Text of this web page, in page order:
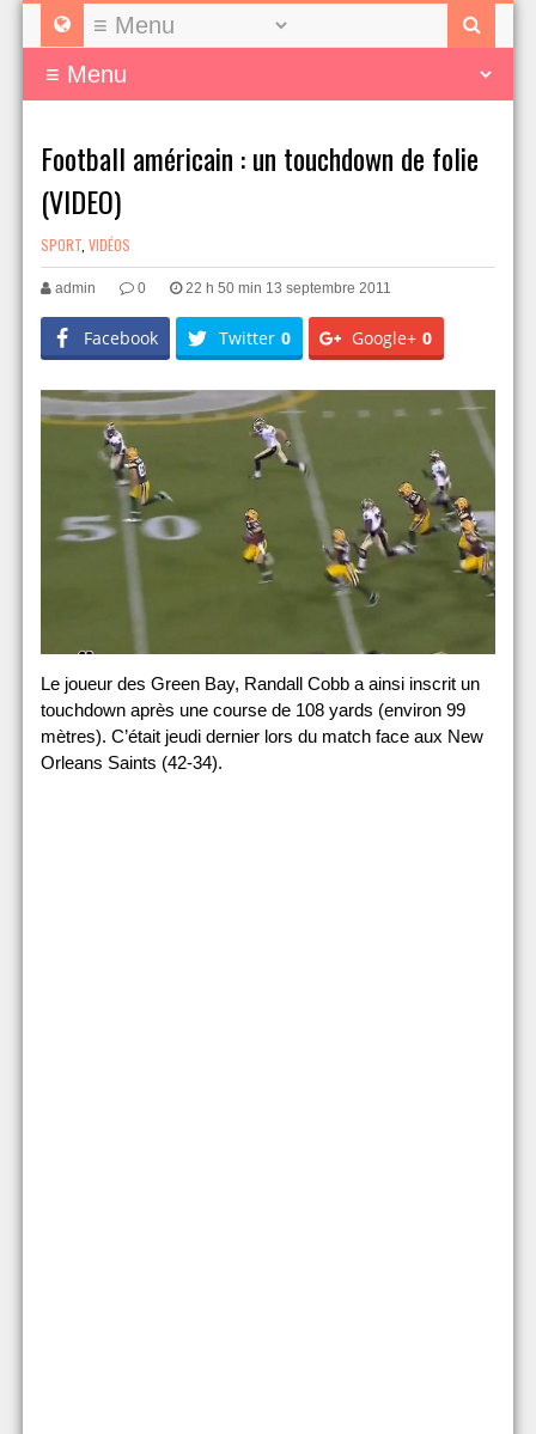
Football américain : un touchdown de folie
(VIDEO)
SPORT VIDÉOS
admin 0 22 h 50 min 13 septembre 2011
Facebook Twitter 0 Google+ 0
Le joueur des Green Bay, Randall Cobb a ainsi inscrit un
touchdown après une course de 108 yards (environ 99
mètres). C’était jeudi dernier lors du match face aux New
Orleans Saints (42-34).